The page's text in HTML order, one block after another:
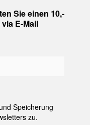
Sie einen 10,-
E-Mail
Speicherung
zu.